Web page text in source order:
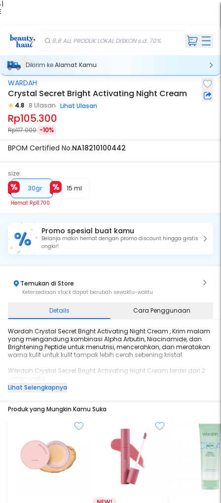
|
8.8 ALL PRODUK LOKAL DISKON s.d. 70%
Dikirim keAlamat Kamu
WARDAH
Crystal Secret Bright Activating Night Cream
4.8 8 Ulasan Lihat Ulasan
Rp105.300
Rp117.000 -10%
BPOM Certified No.NA18210100442
size:
30gr
Hemat Rp11.700
15 ml
Promo spesial buat kamu
Belanja makin hemat dengan promo discount hingga gratis
ongkir!
Temukan di Store
Ketersediaan stock dapat berubah sewaktu-waktu
Details Cara Penggunaan
Wardah Crystal Secret Bright Activating Night Cream , Krim malam
yang mengandung kombinasi Alpha Arbutin, Niacinamide, dan
Brightening Peptide untuk menutrisi, mencerahkan, dan meratakan
warna kulit untuk kulit tampak lebih cerah sebening kristal.
Wardah Crystal Secret Bright Activating Night Cream terdiri dari 2
varian yaitu :
1. Wardah Crystal Secret Bright Activating Night Cream 15 ml (Krim
Malam)
- Menutrisi, mencerahkan, dan meratakan warna kulit
- Meratakan warna kulit & cerahkan noda hitam bekas jerawat
- Mencerahkan dan glowing
Key Ingredients:
- Edelweiss Extract: membantu proses pencerahan kulit secara
- Alpha Arbutin: mencerahkan noda hitam dan bekas jerawat serta
Lihat Selengkapnya
Produk yang Mungkin Kamu Suka